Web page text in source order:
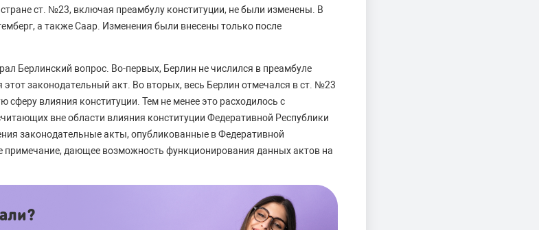
ст. №23, включая преамбулу конституции, не были изменены. В
а также Саар. Изменения были внесены только после
Берлинский вопрос. Во-первых, Берлин не числился в преамбуле
законодательный акт. Во вторых, весь Берлин отмечался в ст. №23
сферу влияния конституции. Тем не менее это расходилось с
вне области влияния конституции Федеративной Республики
законодательные акты, опубликованные в Федеративной
примечание, дающее возможность функционирования данных актов на